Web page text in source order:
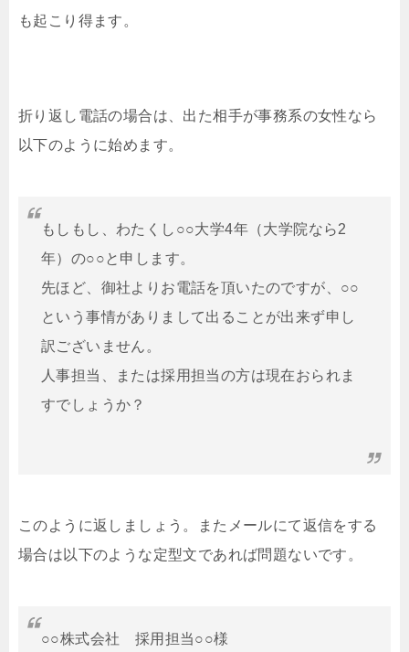
も起こり得ます。
折り返し電話の場合は、出た相手が事務系の女性なら
以下のように始めます。
もしもし、わたくし○○大学4年（大学院なら2
年）の○○と申します。
先ほど、御社よりお電話を頂いたのですが、○○
という事情がありまして出ることが出来ず申し
訳ございません。
人事担当、または採用担当の方は現在おられま
すでしょうか？
このように返しましょう。またメールにて返信をする
場合は以下のような定型文であれば問題ないです。
○○株式会社 採用担当○○様